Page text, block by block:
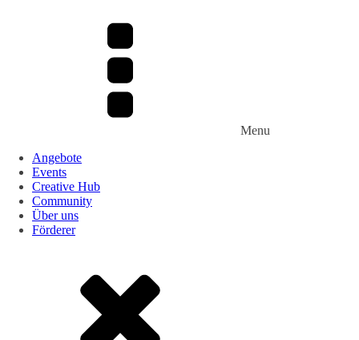
Menu
Angebote
Events
Creative Hub
Community
Über uns
Förderer